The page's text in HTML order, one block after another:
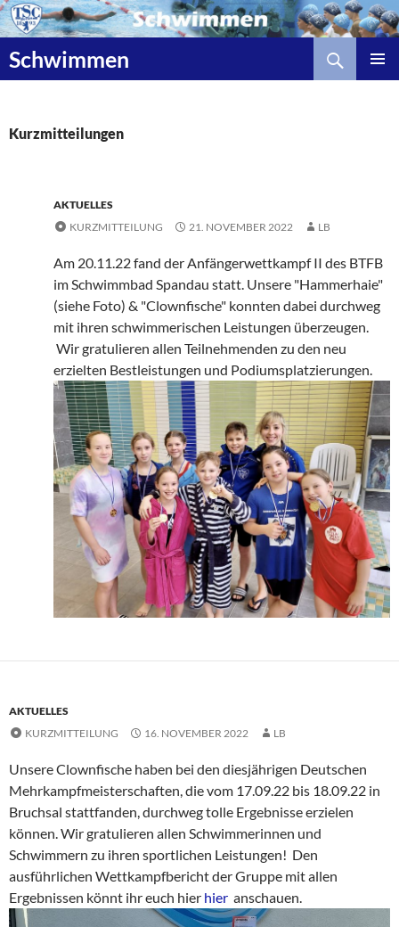
Zum
Inhalt
springen
Schwimmen
Suchen
Kurzmitteilungen
AKTUELLES
KURZMITTEILUNG
21. NOVEMBER 2022 LB
Am 20.11.22 fand der Anfängerwettkampf II des BTFB
im Schwimmbad Spandau statt. Unsere "Hammerhaie"
(siehe Foto) & "Clownfische" konnten dabei durchweg
mit ihren schwimmerischen Leistungen überzeugen.
Wir gratulieren allen Teilnehmenden zu den neu
erzielten Bestleistungen und Podiumsplatzierungen.
AKTUELLES
KURZMITTEILUNG
16. NOVEMBER 2022 LB
Unsere Clownfische haben bei den diesjährigen Deutschen
Mehrkampfmeisterschaften, die vom 17.09.22 bis 18.09.22 in
Bruchsal stattfanden, durchweg tolle Ergebnisse erzielen
können. Wir gratulieren allen Schwimmerinnen und
Schwimmern zu ihren sportlichen Leistungen! Den
ausführlichen Wettkampfbericht der Gruppe mit allen
Ergebnissen könnt ihr euch hier hier anschauen.